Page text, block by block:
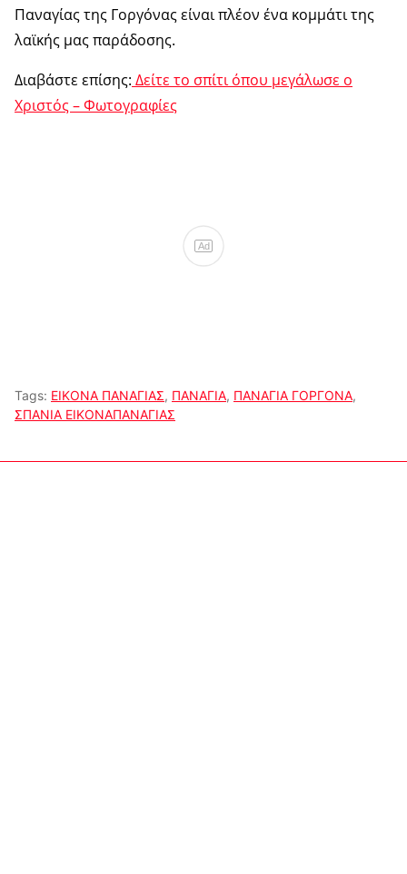
Παναγίας της Γοργόνας είναι πλέον ένα κομμάτι της
λαϊκής μας παράδοσης.
Διαβάστε επίσης: Δείτε το σπίτι όπου μεγάλωσε ο
Χριστός – Φωτογραφίες
Ad
Tags: ΕΙΚΟΝΑ ΠΑΝΑΓΙΑΣ, ΠΑΝΑΓΙΑ, ΠΑΝΑΓΙΑ ΓΟΡΓΟΝΑ,
ΣΠΑΝΙΑ ΕΙΚΟΝΑΠΑΝΑΓΙΑΣ